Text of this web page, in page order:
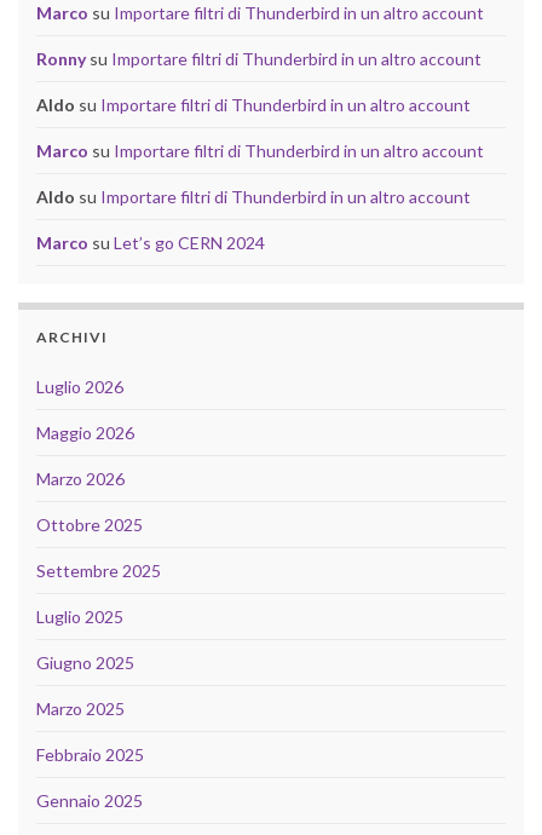
Marco su Importare filtri di Thunderbird in un altro account
Ronnysu Importare filtri di Thunderbird in un altro account
Aldo su Importare filtri di Thunderbird in un altro account
Marco su Importare filtri di Thunderbird in un altro account
Aldo su Importare filtri di Thunderbird in un altro account
Marco su Let’s go CERN 2024
ARCHIVI
Luglio 2026
Maggio 2026
Marzo 2026
Ottobre 2025
Settembre 2025
Luglio 2025
Giugno 2025
Marzo 2025
Febbraio 2025
Gennaio 2025